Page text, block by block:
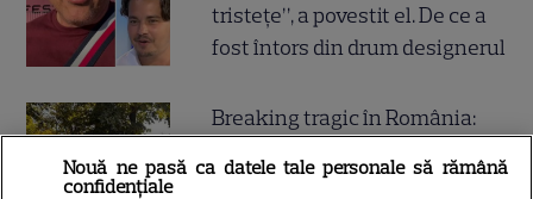
tristețe”, a povestit el. De ce a
fost întors din drum designerul
Breaking tragic în România:
acum câteva minute echipa de
Nouă ne pasă ca datele tale personale să rămână
confidențiale